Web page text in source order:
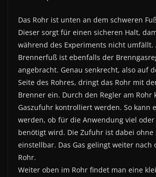
Das Rohr ist unten an dem schweren
Dieser sorgt für einen sicheren Halt,
während des Experiments nicht umfällt.
Brennerfuß ist ebenfalls der
angebracht. Genau senkrecht, also auf
Seite des Rohres, dringt das Rohr mit
Brenner ein. Durch den Regler am Rohr
Gaszufuhr kontrolliert werden. So kann
werden, ob für die Anwendung viel oder
benötigt wird. Die Zufuhr ist dabei ohne
einstellbar. Das Gas gelingt weiter nach
Rohr.
Weiter oben im Rohr findet man eine